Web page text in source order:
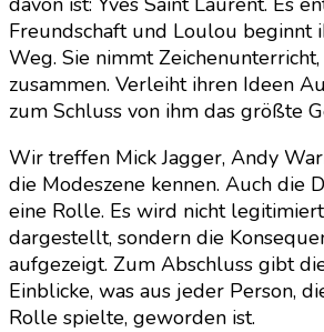
Freundschaft und Loulou beginnt
Weg. Sie nimmt
zusammen. Verleiht ihren Ideen
zum Schluss von ihm das größte
Wir treffen Mick Jagger, Andy
die Modeszene kennen. Auch die
eine Rolle. Es wird nicht
dargestellt, sondern die
aufgezeigt. Zum Abschluss gibt
Einblicke, was aus jeder Person,
Rolle spielte, geworden ist.